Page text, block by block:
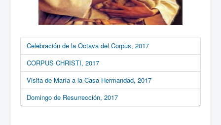
Celebración de la Octava del Corpus, 2017
CORPUS CHRISTI, 2017
Visita de María a la Casa Hermandad, 2017
Domingo de Resurrección, 2017